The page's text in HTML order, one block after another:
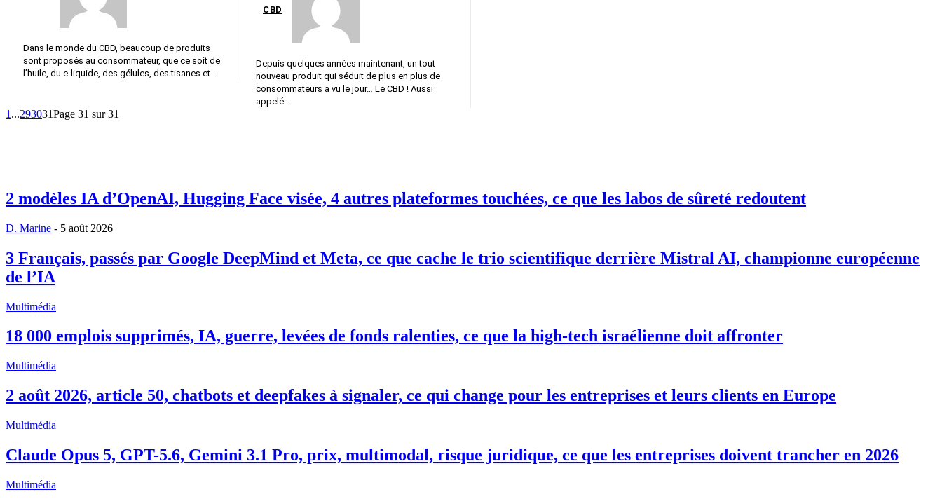
Dans le monde du CBD, beaucoup de produits
sont proposés au consommateur, que ce soit de
l’huile, du e-liquide, des gélules, des tisanes et...
CBD
Depuis quelques années maintenant, un tout
nouveau produit qui séduit de plus en plus de
consommateurs a vu le jour… Le CBD ! Aussi
appelé...
1 ...293031Page 31 sur 31
2 modèles IA d’OpenAI, Hugging Face visée, 4 autres plateformes touchées, ce que les labos de sûreté redoutent
D. Marine - 5 août 2026
3 Français, passés par Google DeepMind et Meta, ce que cache le trio scientifique derrière Mistral AI, championne européenne
de l’IA
Multimédia
18 000 emplois supprimés, IA, guerre, levées de fonds ralenties, ce que la high-tech israélienne doit affronter
Multimédia
2 août 2026, article 50, chatbots et deepfakes à signaler, ce qui change pour les entreprises et leurs clients en Europe
Multimédia
Claude Opus 5, GPT-5.6, Gemini 3.1 Pro, prix, multimodal, risque juridique, ce que les entreprises doivent trancher en 2026
Multimédia